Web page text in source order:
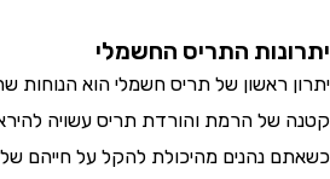
התריס החשמלי
ראשון של תריס חשמלי הוא הנוחות שהוא
הרמת והורדת תריס עשויה להיראות
נהנים מהיכולת להקל על חייהם של